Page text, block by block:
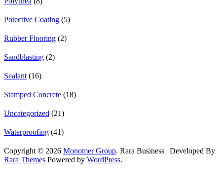
Potective Coating (5)
Rubber Flooring (2)
Sandblasting (2)
Sealant(16)
Stamped Concrete (18)
Uncategorized (21)
Waterproofing (41)
Copyright © 2026 Monomer Group. Rara Business | Developed By
Rara Themes Powered by WordPress.